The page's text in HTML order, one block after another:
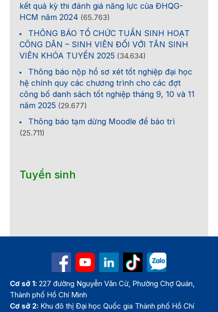
kết quả kỳ thi đánh giá năng lực của ĐHQG-
HCM năm 2024 (65.763)
THÔNG BÁO TỔ CHỨC TUẦN SINH HOẠT
CÔNG DÂN – SINH VIÊN ĐỐI VỚI TÂN SINH
VIÊN KHÓA TUYỂN 2025 (34.634)
Thông báo nộp hồ sơ xét tốt nghiệp đại học
hệ chính quy các chương trình cho các đợt
công bố danh sách tốt nghiệp tháng 9, 10 và 11
năm 2025 (29.677)
Thông báo tạm dừng Moodle để bảo trì
(25.711)
Tuyển sinh
Cơ sở 1: 227 đường Nguyễn Văn Cừ, Phường Chợ Quán,
Thành phố Hồ Chí Minh
Cơ sở 2: Khu đô thị Đại học Quốc gia Thành phố Hồ Chí